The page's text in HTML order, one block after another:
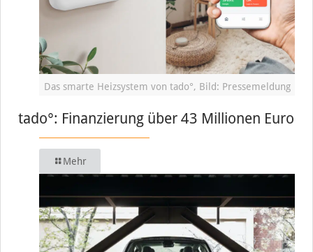
Das smarte Heizsystem von tado°, Bild: Pressemeldung
tado°: Finanzierung über 43 Millionen Euro
Mehr